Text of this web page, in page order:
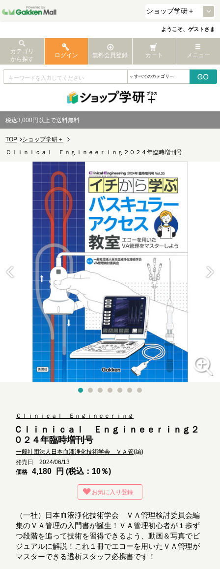
ようこそ、ゲストさま
カテゴリ
から探す
ログイン 無料会員登録 カート メニュー
税込3,000円以上で送料無料
TOP
ショップ学研＋
Ｃｌｉｎｉｃａｌ Ｅｎｇｉｎｅｅｒｉｎｇ２０２４年臨時増刊号
Ｃｌｉｎｉｃａｌ Ｅｎｇｉｎｅｅｒｉｎｇ
Ｃｌｉｎｉｃａｌ Ｅｎｇｉｎｅｅｒｉｎｇ２
０２４年臨時増刊号
一般社団法人日本血液浄化技術学会 ＶＡ管(編)
発売日 2024/06/13
価格
4,180 円 (税込：10％)
お気に入り登録
（一社）日本血液浄化技術学会 ＶＡ管理検討委員会編
集のＶＡ管理の入門書が誕生！ＶＡ管理初心者が１歩ず
つ段階を追って技術を習得できるよう、動画＆写真でビ
ジュアルに解説！これ１冊でエコーを用いたＶＡ管理が
マスターできる透析スタッフ必携書です！